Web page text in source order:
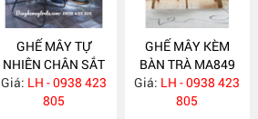
GHẾ MÂY TỰ
NHIÊN CHÂN SẮT
MA850
Giá: LH - 0938 423
805
GHẾ MÂY KÈM
BÀN TRÀ MA849
Giá: LH - 0938 423
805